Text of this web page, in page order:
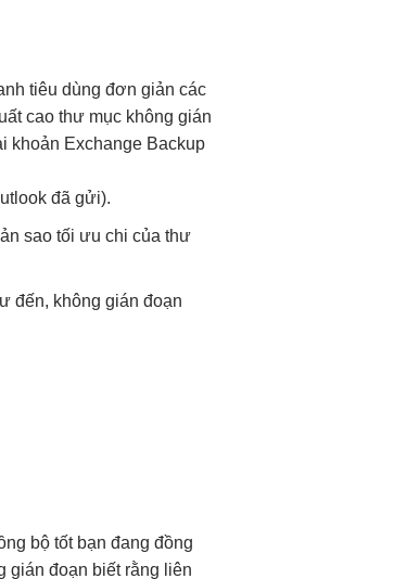
tiêu dùngđơn giản các
cao thư mục không gián
khoản Exchange Backup
đã gửi).
sao tối ưu chi của thư
đến, không gián đoạn
bộ tốtbạn đangđồng
gián đoạn biết rằng liên